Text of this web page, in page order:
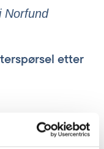
Norfund
etter
et
unngå utslipp